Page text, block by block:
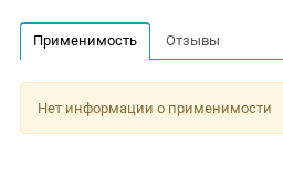
Применимость Отзывы
Нет информации о применимости